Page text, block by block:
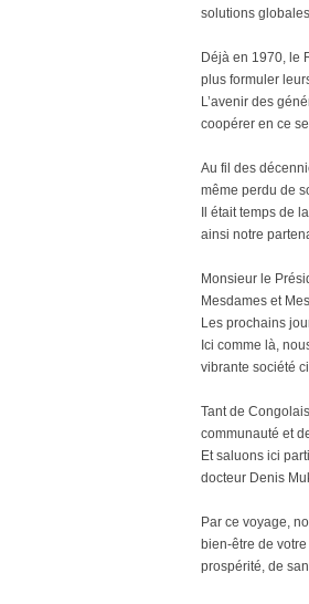
solutions
Déjà en 1970, le
plus formuler
L’avenir des
coopérer en ce
Au fil des
même perdu de
Il était temps de
ainsi notre
Monsieur le
Mesdames et
Les prochains
Ici comme là,
vibrante société
Tant de
communauté et
Et saluons ici
docteur Denis
Par ce voyage,
bien-être de
prospérité, de